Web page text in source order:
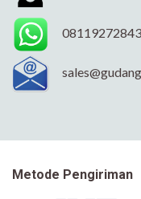
08119272843
Metode Pengiriman